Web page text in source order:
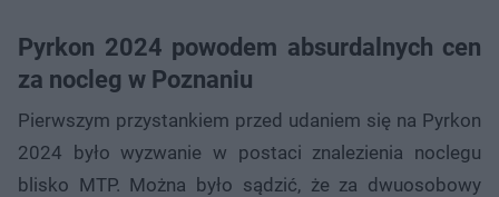
Pyrkon 2024 powodem absurdalnych cen
za nocleg w Poznaniu
Pierwszym przystankiem przed udaniem się na Pyrkon
2024 było wyzwanie w postaci znalezienia noclegu
blisko MTP. Można było sądzić, że za dwuosobowy